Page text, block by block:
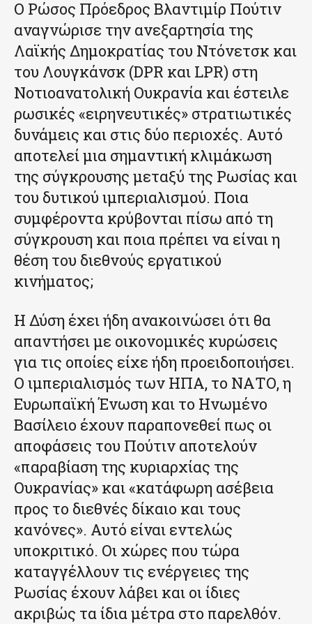
Ο Ρώσος Πρόεδρος Βλαντιμίρ Πούτιν
αναγνώρισε την ανεξαρτησία της
Λαϊκής Δημοκρατίας του Ντόνετσκ και
του Λουγκάνσκ (DPR και LPR) στη
Νοτιοανατολική Ουκρανία και έστειλε
ρωσικές «ειρηνευτικές» στρατιωτικές
δυνάμεις και στις δύο περιοχές. Αυτό
αποτελεί μια σημαντική κλιμάκωση
της σύγκρουσης μεταξύ της Ρωσίας και
του δυτικού ιμπεριαλισμού. Ποια
συμφέροντα κρύβονται πίσω από τη
σύγκρουση και ποια πρέπει να είναι η
θέση του διεθνούς εργατικού
κινήματος;
Η Δύση έχει ήδη ανακοινώσει ότι θα
απαντήσει με οικονομικές κυρώσεις
για τις οποίες είχε ήδη προειδοποιήσει.
Ο ιμπεριαλισμός των ΗΠΑ, το ΝΑΤΟ, η
Ευρωπαϊκή Ένωση και το Ηνωμένο
Βασίλειο έχουν παραπονεθεί πως οι
αποφάσεις του Πούτιν αποτελούν
«παραβίαση της κυριαρχίας της
Ουκρανίας» και «κατάφωρη ασέβεια
προς το διεθνές δίκαιο και τους
κανόνες». Αυτό είναι εντελώς
υποκριτικό. Οι χώρες που τώρα
καταγγέλλουν τις ενέργειες της
Ρωσίας έχουν λάβει και οι ίδιες
ακριβώς τα ίδια μέτρα στο παρελθόν.